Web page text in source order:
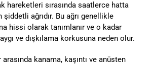
hareketleri sırasında saatlerce hatta
ağrıdır. Bu ağrı genellikle
hissi olarak tanımlanır ve o kadar
ve dışkılama korkusuna neden olur.
kanama, kaşıntı ve anüsten